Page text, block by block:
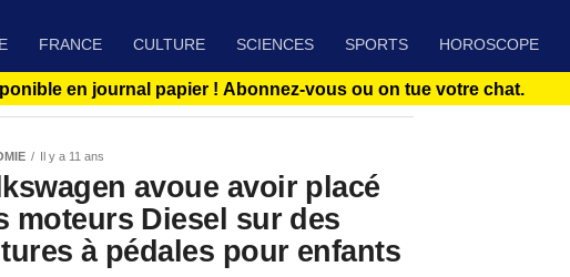
FRANCE CULTURE SCIENCES SPORTS HOROSCOPE
en journal papier ! Abonnez-vous ou on tue votre chat.
Il y a 11 ans
avoue avoir placé
moteurs Diesel sur des
à pédales pour enfants